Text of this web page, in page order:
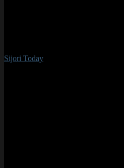
Sijori Today